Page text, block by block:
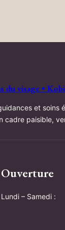
visage •
et soins
cadre paisible,
Ouverture
Lundi – Samedi :